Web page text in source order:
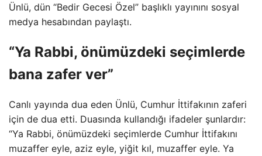
Ünlü, dün “Bedir Gecesi Özel” başlıklı yayınını sosyal
medya hesabından paylaştı.
“Ya Rabbi, önümüzdeki seçimlerde
bana zafer ver”
Canlı yayında dua eden Ünlü, Cumhur İttifakının zaferi
için de dua etti. Duasında kullandığı ifadeler şunlardır:
“Ya Rabbi, önümüzdeki seçimlerde Cumhur İttifakını
muzaffer eyle, aziz eyle, yiğit kıl, muzaffer eyle. Ya